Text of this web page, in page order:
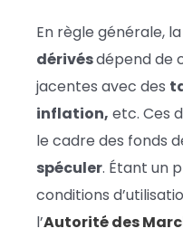
En règle générale, la
dérivésdépend de
jacentes avec des
inflation, etc. Ces
le cadre des fonds
spéculer. Étant un
conditions
l’Autorité des